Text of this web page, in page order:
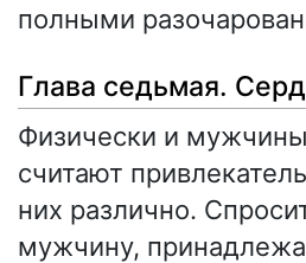
полными
Глава седьмая.
Физически и
считают
них различно.
мужчину,